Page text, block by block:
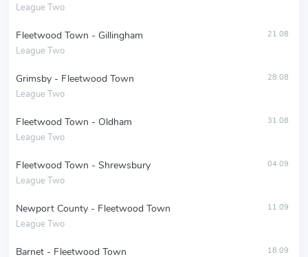
League Two
Fleetwood Town - Gillingham
League Two
21.08
Grimsby - Fleetwood Town
League Two
28.08
Fleetwood Town - Oldham
League Two
31.08
Fleetwood Town - Shrewsbury
League Two
04.09
Newport County - Fleetwood Town
League Two
11.09
Barnet - Fleetwood Town 18.09